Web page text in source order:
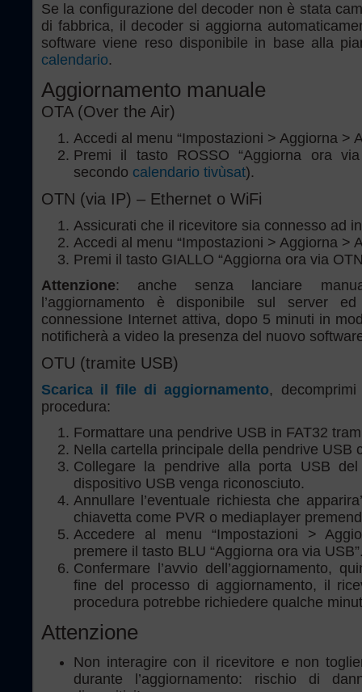
Se la configurazione del decoder non è stata
di fabbrica, il decoder si aggiorna
software viene reso disponibile in base alla
calendario.
Aggiornamento manuale
OTA (Over the Air)
Accedi al menu “Impostazioni > Aggiorna >
Premi il tasto ROSSO “Aggiorna ora
secondo calendario tivùsat).
OTN (via IP) – Ethernet o WiFi
Assicurati che il ricevitore sia connesso ad
Accedi al menu “Impostazioni > Aggiorna >
Premi il tasto GIALLO “Aggiorna ora via
Attenzione: anche senza lanciare
l’aggiornamento è disponibile sul server
connessione Internet attiva, dopo 5 minuti in
notificherà a video la presenza del nuovo
OTU (tramite USB)
Scarica il file di aggiornamento,
procedura:
Formattare una pendrive USB in FAT32
Nella cartella principale della pendrive USB
Collegare la pendrive alla porta USB
dispositivo USB venga riconosciuto.
Annullare l’eventuale richiesta che
chiavetta come PVR o mediaplayer
Accedere al menu “Impostazioni >
premere il tasto BLU “Aggiorna ora via
Confermare l’avvio dell’aggiornamento,
fine del processo di aggiornamento, il
procedura potrebbe richiedere qualche
Attenzione
Non interagire con il ricevitore e non
durante l’aggiornamento: rischio di